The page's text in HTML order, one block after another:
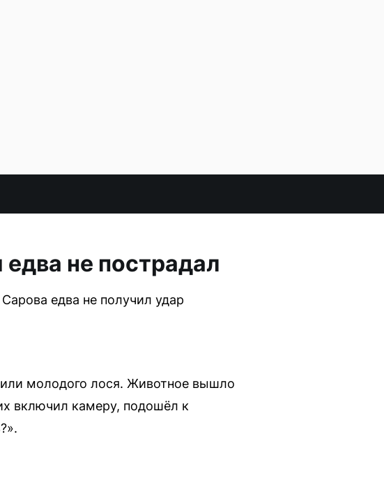
не пострадал
едва не получил удар
молодого лося. Животное вышло
включил камеру, подошёл к